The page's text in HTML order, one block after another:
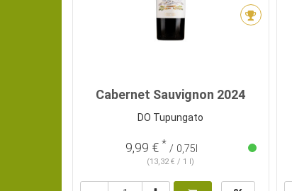
Cabernet Sauvignon 2024
DO Tupungato
9,99 € * / 0,75l
(13,32 € / 1 l)